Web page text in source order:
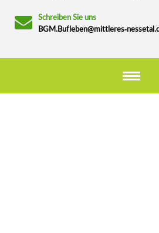
Schreiben Sie uns
BGM.Bufleben@mittleres-